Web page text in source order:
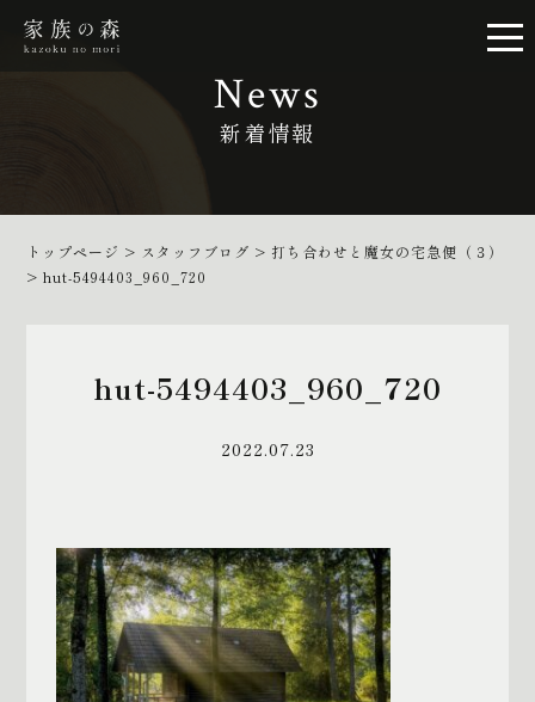
News
新着情報
トップページ > スタッフブログ > 打ち合わせと魔女の宅急便（３）
>hut-5494403_960_720
hut-5494403_960_720
2022.07.23